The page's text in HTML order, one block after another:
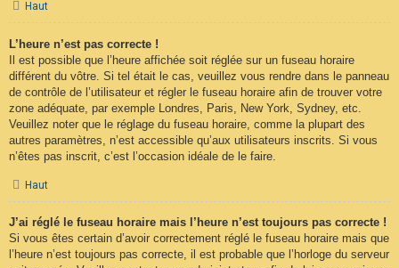
Haut
L’heure n’est pas correcte !
Il est possible que l’heure affichée soit réglée sur un fuseau horaire
différent du vôtre. Si tel était le cas, veuillez vous rendre dans le panneau
de contrôle de l’utilisateur et régler le fuseau horaire afin de trouver votre
zone adéquate, par exemple Londres, Paris, New York, Sydney, etc.
Veuillez noter que le réglage du fuseau horaire, comme la plupart des
autres paramètres, n’est accessible qu’aux utilisateurs inscrits. Si vous
n’êtes pas inscrit, c’est l’occasion idéale de le faire.
Haut
J’ai réglé le fuseau horaire mais l’heure n’est toujours pas correcte !
Si vous êtes certain d’avoir correctement réglé le fuseau horaire mais que
l’heure n’est toujours pas correcte, il est probable que l’horloge du serveur